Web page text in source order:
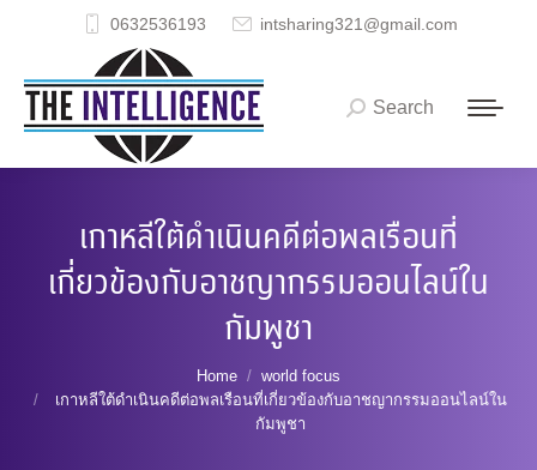
0632536193 intsharing321@gmail.com
Search:
Search
เกาหลีใต้ดำเนินคดีต่อพลเรือนที่
เกี่ยวข้องกับอาชญากรรมออนไลน์ใน
กัมพูชา
Home
world focus
เกาหลีใต้ดำเนินคดีต่อพลเรือนที่เกี่ยวข้องกับอาชญากรรมออนไลน์ใน
กัมพูชา